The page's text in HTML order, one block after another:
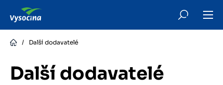
content/ Další dodavatelé
Další dodavatelé